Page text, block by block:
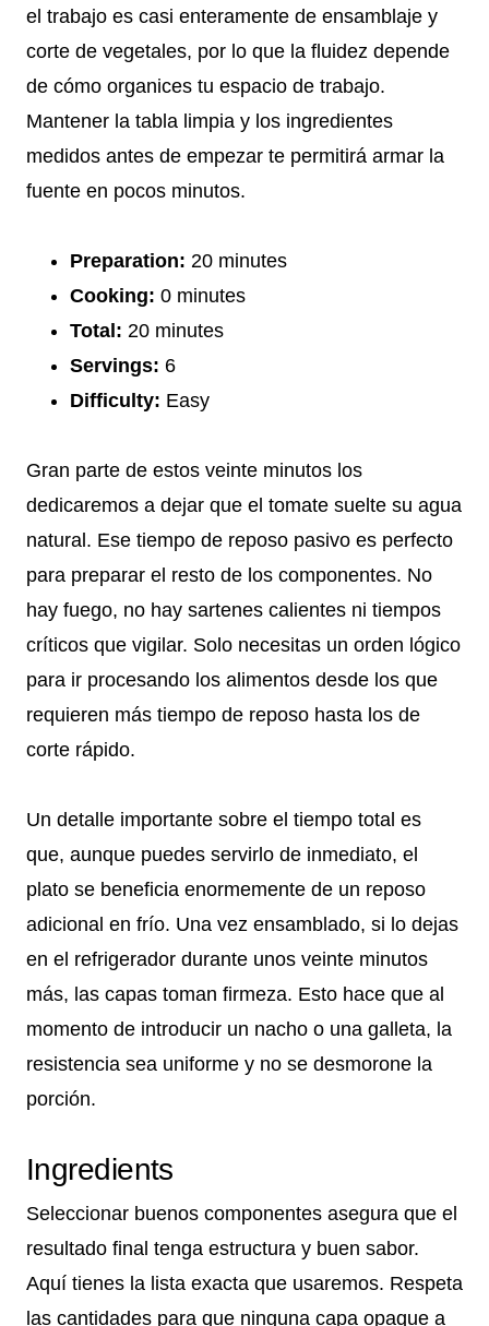
el trabajo es casi enteramente de ensamblaje y
corte de vegetales, por lo que la fluidez depende
de cómo organices tu espacio de trabajo.
Mantener la tabla limpia y los ingredientes
medidos antes de empezar te permitirá armar la
fuente en pocos minutos.
Preparation: 20 minutes
Cooking: 0 minutes
Total: 20 minutes
Servings: 6
Difficulty: Easy
Gran parte de estos veinte minutos los
dedicaremos a dejar que el tomate suelte su agua
natural. Ese tiempo de reposo pasivo es perfecto
para preparar el resto de los componentes. No
hay fuego, no hay sartenes calientes ni tiempos
críticos que vigilar. Solo necesitas un orden lógico
para ir procesando los alimentos desde los que
requieren más tiempo de reposo hasta los de
corte rápido.
Un detalle importante sobre el tiempo total es
que, aunque puedes servirlo de inmediato, el
plato se beneficia enormemente de un reposo
adicional en frío. Una vez ensamblado, si lo dejas
en el refrigerador durante unos veinte minutos
más, las capas toman firmeza. Esto hace que al
momento de introducir un nacho o una galleta, la
resistencia sea uniforme y no se desmorone la
porción.
Ingredients
Seleccionar buenos componentes asegura que el
resultado final tenga estructura y buen sabor.
Aquí tienes la lista exacta que usaremos. Respeta
las cantidades para que ninguna capa opaque a